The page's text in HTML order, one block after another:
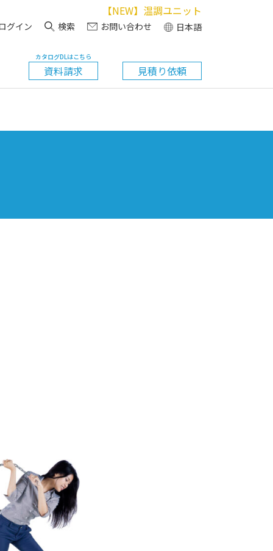
【NEW】温調ユニット
グイン 検索 お問い合わせ 日本語
資料請求
カタログDLはこちら
見積り依頼